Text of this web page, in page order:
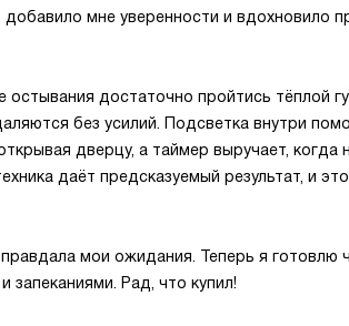
мне уверенности и вдохновило
остывания достаточно пройтись тёплой
без усилий. Подсветка внутри
дверцу, а таймер выручает, когда
даёт предсказуемый результат, и
мои ожидания. Теперь я готовлю
запеканиями. Рад, что купил!